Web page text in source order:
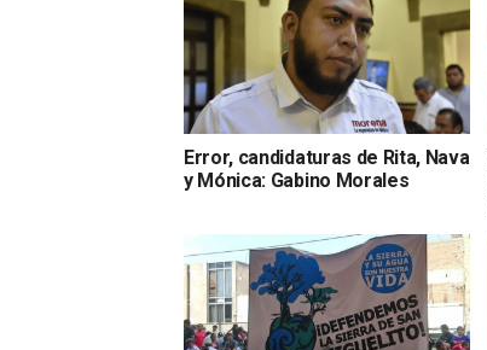
Error, candidaturas de Rita, Nava
y Mónica: Gabino Morales